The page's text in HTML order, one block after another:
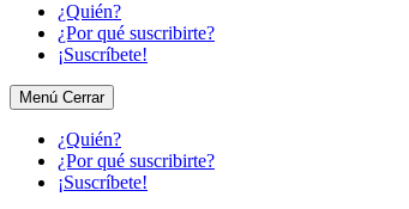
¿Quién?
¿Por qué suscribirte?
¡Suscríbete!
Menú Cerrar
¿Quién?
¿Por qué suscribirte?
¡Suscríbete!